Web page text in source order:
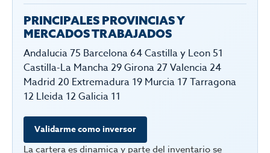
PRINCIPALES PROVINCIAS Y
MERCADOS TRABAJADOS
Andalucia 75 Barcelona 64 Castilla y Leon 51
Castilla-La Mancha 29 Girona 27 Valencia 24
Madrid 20 Extremadura 19 Murcia 17 Tarragona
12 Lleida 12 Galicia 11
Validarme como inversor
La cartera es dinamica y parte del inventario se